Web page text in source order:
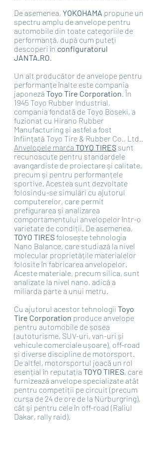
De asemenea, YOKOHAMA propune un
spectru amplu de anvelope pentru
automobile din toate categoriile de
performanță, după cum puteți
descoperi în configuratorul
JANTA.RO.
Un alt producător de anvelope pentru
performanțe înalte este compania
japoneză Toyo Tire Corporation. În
1945 Toyo Rubber Industrial,
compania fondată de Toyo Boseki, a
fuzionat cu Hirano Rubber
Manufacturing și astfel a fost
înființată Toyo Tire & Rubber Co., Ltd..
Anvelopele marca TOYO TIRES sunt
recunoscute pentru standardele
avangardiste de proiectare și calitate,
precum și pentru performanțele
sportive. Acestea sunt dezvoltate
folosindu-se simulări cu ajutorul
computerelor, care permit
prefigurarea și analizarea
comportamentului anvelopelor într-o
varietate de condiții. De asemenea,
TOYO TIRES folosește tehnologia
Nano Balance, care studiază la nivel
molecular proprietățile materialelor
folosite în fabricarea anvelopelor.
Aceste materiale, precum silica, sunt
analizate la nivel nano, adică a
miliarda parte a unui metru.
Cu ajutorul acestor tehnologii Toyo
Tire Corporation produce anvelope
pentru automobile de șosea
(autoturisme, SUV-uri, van-uri și
vehicule comerciale ușoare), off-road
și diverse discipline de motorsport.
De altfel, motorsportul joacă un rol
esențial în reputația TOYO TIRES, care
furnizează anvelope specializate atât
pentru competiții pe circuit (precum
cursa de 24 de ore de la Nürburgring),
cât și pentru cele în off-road (Raliul
Dakar, rally raid).